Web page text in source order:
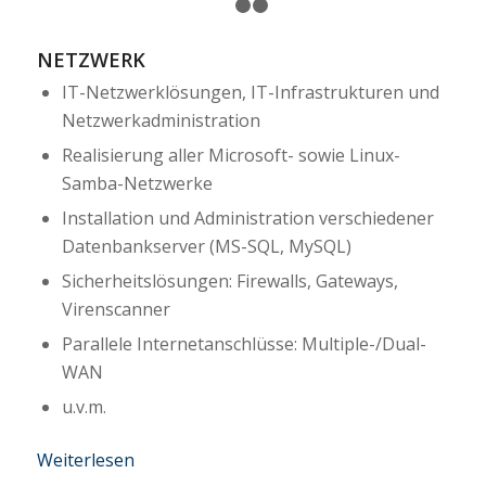
NETZWERK
IT-Netzwerklösungen, IT-Infrastrukturen und
Netzwerkadministration
Realisierung aller Microsoft- sowie Linux-
Samba-Netzwerke
Installation und Administration verschiedener
Datenbankserver (MS-SQL, MySQL)
Sicherheitslösungen: Firewalls, Gateways,
Virenscanner
Parallele Internetanschlüsse: Multiple-/Dual-
WAN
u.v.m.
Weiterlesen